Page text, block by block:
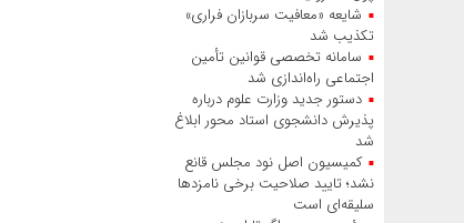
شایعه «معافیت سربازان فراری»
تکذیب شد
سامانه تخصصی قوانین تأمین
اجتماعی راه‌اندازی شد
دستور جدید وزارت علوم درباره
پذیرش دانشجوی استاد محور ابلاغ
شد
کمیسیون اصل نود مجلس قانع
نشد؛ تایید صلاحیت برخی نامزدها
سلیقه‌ای است